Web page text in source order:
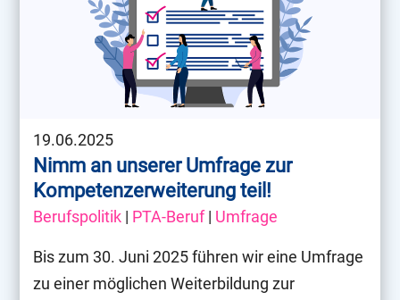
19.06.2025
Nimm an unserer Umfrage zur
Kompetenzerweiterung teil!
Berufspolitik | PTA-Beruf| Umfrage
Bis zum 30. Juni 2025 führen wir eine Umfrage
zu einer möglichen Weiterbildung zur